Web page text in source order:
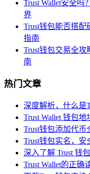
Trust Wallet安全
界
Trust钱包能否搭
指南
Trust钱包交易全
南
热门文章
深度解析，什么是
Trust Wallet 钱包
Trust钱包添加代币
Trust钱包实名，
深入了解 Trust 钱
Trust Wallet的正确